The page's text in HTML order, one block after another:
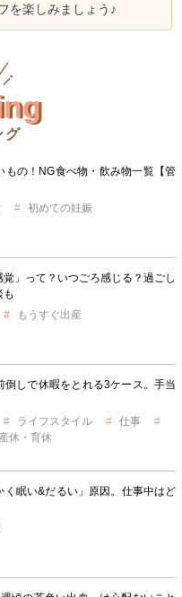
を楽しみましょう♪
グ
もの！NG食べ物・飲み物一覧【管
初めての妊娠
」って？いつごろ感じる？過ごし
も
もうすぐ出産
倒しで休暇をとれる3ケース。手当
ライフスタイル
仕事
産休・育休
く眠い&だるい」原因。仕事中はど